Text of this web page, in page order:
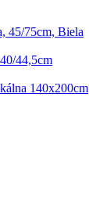
45/75cm, Biela
44,5cm
140x200cm